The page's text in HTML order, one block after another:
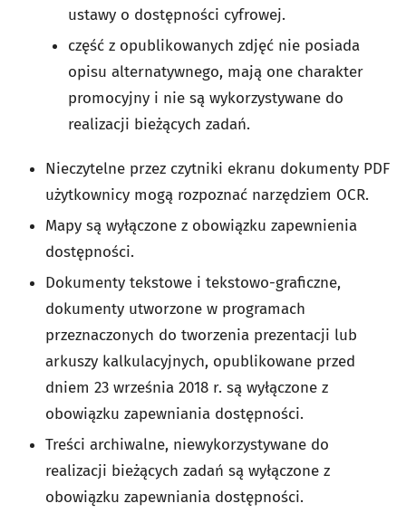
ustawy o dostępności cyfrowej.
część z opublikowanych zdjęć nie posiada
opisu alternatywnego, mają one charakter
promocyjny i nie są wykorzystywane do
realizacji bieżących zadań.
Nieczytelne przez czytniki ekranu dokumenty PDF
użytkownicy mogą rozpoznać narzędziem OCR.
Mapy są wyłączone z obowiązku zapewnienia
dostępności.
Dokumenty tekstowe i tekstowo-graficzne,
dokumenty utworzone w programach
przeznaczonych do tworzenia prezentacji lub
arkuszy kalkulacyjnych, opublikowane przed
dniem 23 września 2018 r. są wyłączone z
obowiązku zapewniania dostępności.
Treści archiwalne, niewykorzystywane do
realizacji bieżących zadań są wyłączone z
obowiązku zapewniania dostępności.